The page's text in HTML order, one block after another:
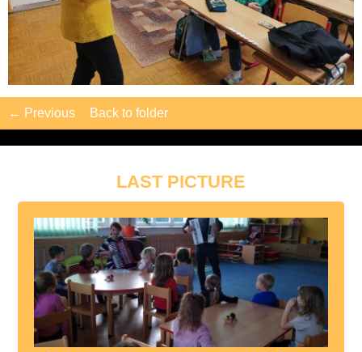
← Previous Back to folder
LAST PICTURE